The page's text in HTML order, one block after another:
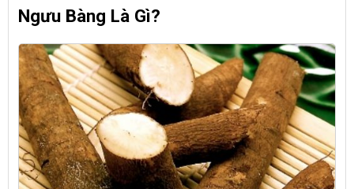
Ngưu Bàng Là Gì?